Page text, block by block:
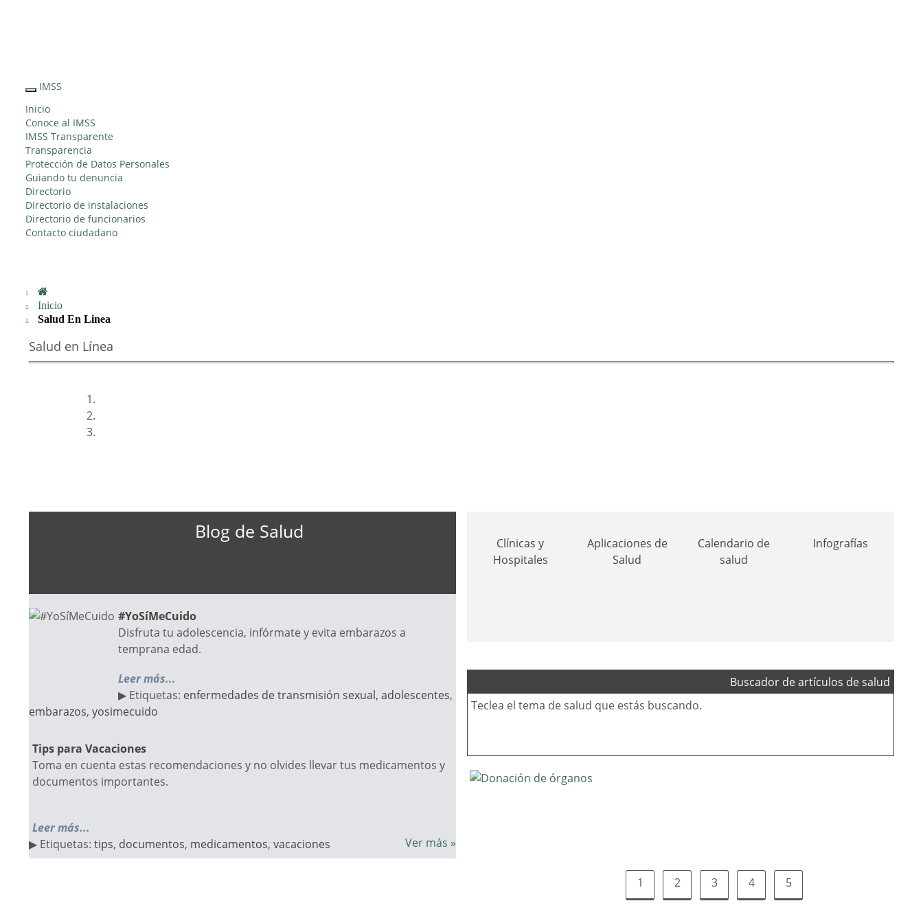
el IMSS al
Ciudadano"
Interruptor
de
Navegación
IMSS
Inicio
Conoce al IMSS
IMSS Transparente
Transparencia
Protección de Datos Personales
Guiando tu denuncia
Directorio
Directorio de instalaciones
Directorio de funcionarios
Contacto ciudadano
Inicio
Salud En Linea
Salud en Línea
Previous
Next
Blog de Salud
#YoSíMeCuido
Disfruta tu adolescencia, infórmate y evita embarazos a
temprana edad.
Leer más...
▶ Etiquetas: enfermedades de transmisión sexual, adolescentes,
embarazos, yosimecuido
Tips para Vacaciones
Toma en cuenta estas recomendaciones y no olvides llevar tus medicamentos y
documentos importantes.
Leer más...
▶ Etiquetas: tips, documentos, medicamentos, vacaciones Ver más »
Clínicas y
Hospitales
Aplicaciones de
Salud
Calendario de
salud
Infografías
Buscador de artículos de salud
Teclea el tema de salud que estás buscando.
1 2 3 4 5